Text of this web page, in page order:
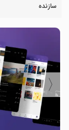
سازنده
〈